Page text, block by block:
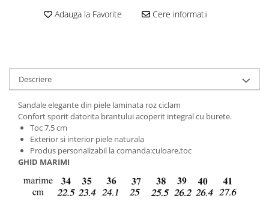
Adauga la Favorite Cere informatii
Descriere
Sandale elegante din piele laminata roz ciclam
Confort sporit datorita brantului acoperit integral cu burete.
Toc 7.5 cm
Exterior si interior piele naturala
Produs personalizabil la comanda:culoare,toc
GHID MARIMI